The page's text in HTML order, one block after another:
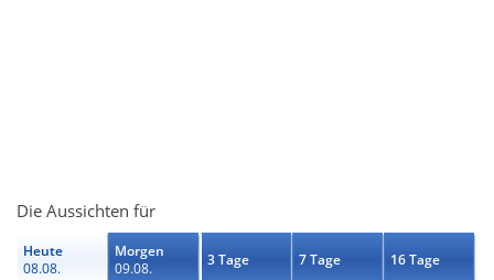
Die Aussichten für
Heute
08.08.
Morgen
09.08.
3 Tage 7 Tage 16 Tage